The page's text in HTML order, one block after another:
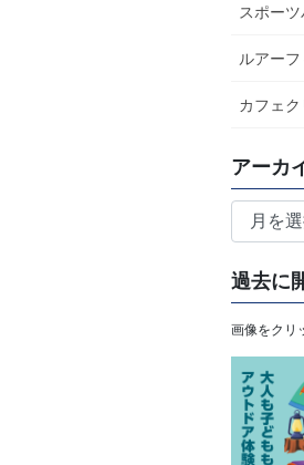
スポーツ
ルアー
カフェ
アーカ
ア
イ
ブ
過去に
画像をクリ